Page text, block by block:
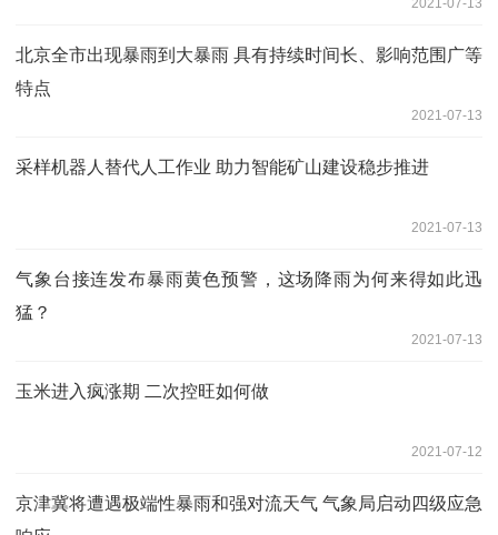
北京全市出现暴雨到大暴雨 具有持续时间长、影响范围广等
特点
2021-07-13
采样机器人替代人工作业 助力智能矿山建设稳步推进
2021-07-13
气象台接连发布暴雨黄色预警，这场降雨为何来得如此迅
猛？
2021-07-13
玉米进入疯涨期 二次控旺如何做
2021-07-12
京津冀将遭遇极端性暴雨和强对流天气 气象局启动四级应急